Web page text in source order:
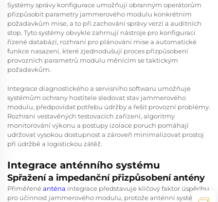
Systémy správy konfigurace umožňují obranným operátorům
přizpůsobit parametry jammerového modulu konkrétním
požadavkům mise, a to při zachování správy verzí a auditních
stop. Tyto systémy obvykle zahrnují nástroje pro konfiguraci
řízené databází, rozhraní pro plánování mise a automatické
funkce nasazení, které zjednodušují proces přizpůsobení
provozních parametrů modulu měnícím se taktickým
požadavkům.
Integrace diagnostického a servisního softwaru umožňuje
systémům ochrany hostitele sledovat stav jammerového
modulu, předpovídat potřebu údržby a řešit provozní problémy.
Rozhraní vestavěných testovacích zařízení, algoritmy
monitorování výkonu a postupy izolace poruch pomáhají
udržovat vysokou dostupnost a zároveň minimalizovat prostoj
při údržbě a logistickou zátěž.
Integrace anténního systému
Spřažení a impedanční přizpůsobení antény
Přiměřenéanténa integrace představuje klíčový faktor úspěchu
pro účinnost jammerového modulu, protože anténní systém